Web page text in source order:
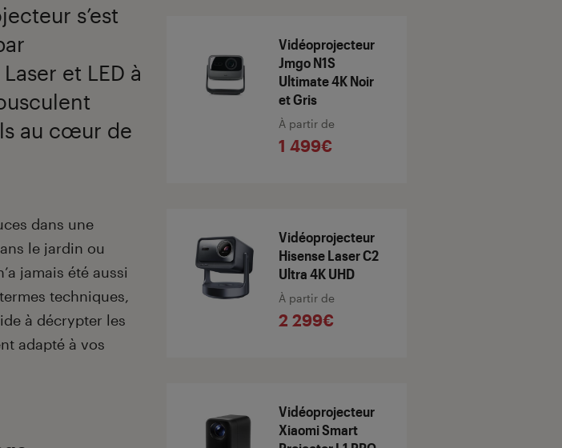
s’est
et LED à
au cœur de
dans une
le jardin ou
jamais été aussi
techniques,
à décrypter les
adapté à vos
Vidéoprojecteur
Jmgo N1S
Ultimate 4K Noir
et Gris
À partir de
1 499€
Vidéoprojecteur
Hisense Laser C2
Ultra 4K UHD
À partir de
2 299€
Vidéoprojecteur
Xiaomi Smart